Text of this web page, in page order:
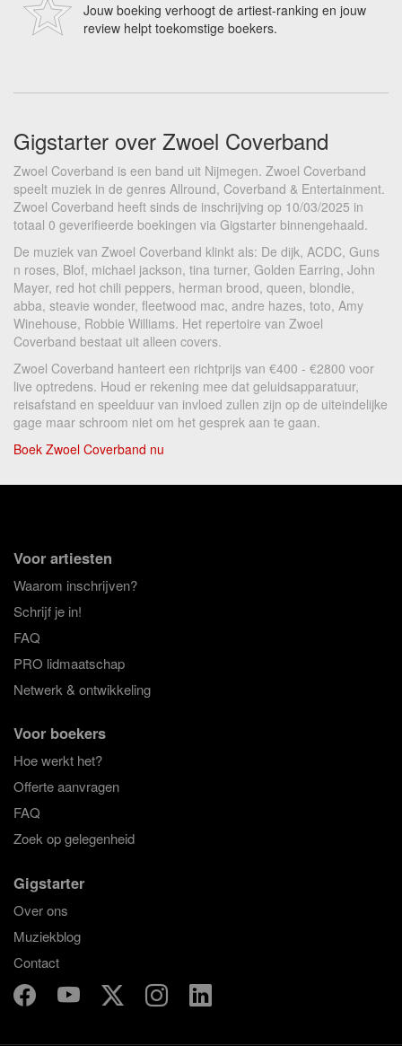
Jouw boeking verhoogt de artiest-ranking en jouw
review helpt toekomstige boekers.
Gigstarter over Zwoel Coverband
Zwoel Coverband is een band uit Nijmegen. Zwoel Coverband
speelt muziek in de genres Allround, Coverband & Entertainment.
Zwoel Coverband heeft sinds de inschrijving op 10/03/2025 in
totaal 0 geverifieerde boekingen via Gigstarter binnengehaald.
De muziek van Zwoel Coverband klinkt als: De dijk, ACDC, Guns
n roses, Blof, michael jackson, tina turner, Golden Earring, John
Mayer, red hot chili peppers, herman brood, queen, blondie,
abba, steavie wonder, fleetwood mac, andre hazes, toto, Amy
Winehouse, Robbie Williams. Het repertoire van Zwoel
Coverband bestaat uit alleen covers.
Zwoel Coverband hanteert een richtprijs van €400 - €2800 voor
live optredens. Houd er rekening mee dat geluidsapparatuur,
reisafstand en speelduur van invloed zullen zijn op de uiteindelijke
gage maar schroom niet om het gesprek aan te gaan.
Boek Zwoel Coverband nu
Voor artiesten
Waarom inschrijven?
Schrijf je in!
FAQ
PRO lidmaatschap
Netwerk & ontwikkeling
Voor boekers
Hoe werkt het?
Offerte aanvragen
FAQ
Zoek op gelegenheid
Gigstarter
Over ons
Muziekblog
Contact